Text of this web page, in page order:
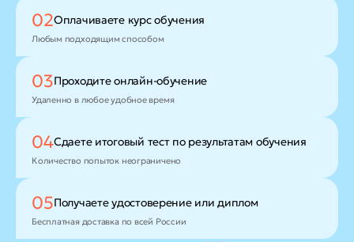
02Оплачиваете курс обучения
Любым подходящим способом
03Проходитеонлайн-обучение
Удаленно в любое удобное время
04Сдаете итоговый тест по результатам обучения
Количество попыток неограничено
05Получаете удостоверение или диплом
Бесплатная доставка по всей России